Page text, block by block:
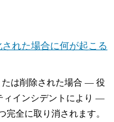
された場合に何が起こる
たは削除された場合 — 役
ィインシデントにより —
全に取り消されます。